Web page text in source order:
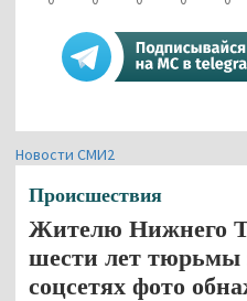
Новости СМИ2
Происшествия
Жителю Нижнего
шести лет тюрьмы
соцсетях фото